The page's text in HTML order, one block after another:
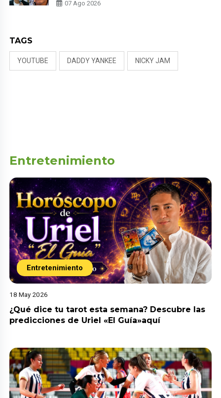
NALDY SALDAÑA
07 Ago 2026
TAGS
YOUTUBE DADDY YANKEE NICKY JAM
Entretenimiento
Entretenimiento
18 May 2026
¿Qué dice tu tarot esta semana? Descubre las
predicciones de Uriel «El Guía»aquí